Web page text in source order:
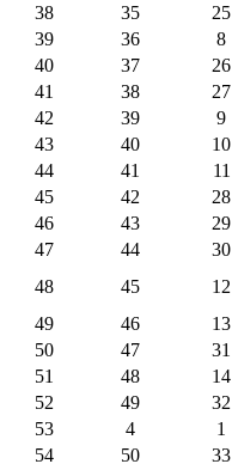
38
35 25
39
36 8
40
37 26
41
38 27
42
39 9
43
40 10
44
41 11
45
42 28
46
43 29
47
44 30
48
45 12
49
46 13
50
47 31
51
48 14
52
49 32
53
4 1
54
50 33